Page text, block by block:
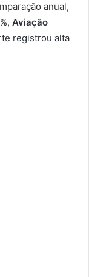
anual,
Aviação
registrou alta